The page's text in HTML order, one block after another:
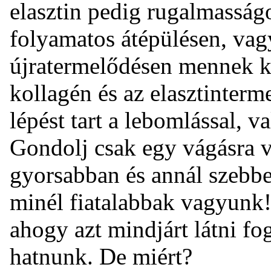
elasztin pedig
folyamatos átépülésen,
újratermelődésen mennek
kollagén és az
lépést tart a lebomlással,
Gondolj csak egy vágásra
gyorsabban és annál
minél fiatalabbak
ahogy azt mindjárt látni
hatnunk. De miért?